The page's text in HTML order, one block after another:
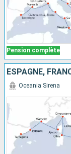
Pension complète
ESPAGNE,
Oceania Sirena